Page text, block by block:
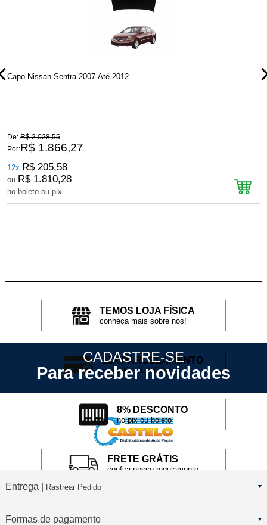
Capo Nissan Sentra 2007 Até 2012
De: R$ 2.028,55
Por:R$ 1.866,27
12x R$ 205,58
ou R$ 1.810,28
no boleto ou pix
TEMOS LOJA FÍSICA
conheça mais sobre nós!
12X PARCELAMENTO
no cartão de crédito
8% DESCONTO
no pix ou boleto
FRETE GRÁTIS
confira nosso regulamento
CADASTRE-SE
Para receber novidades
Entrega | Rastrear Pedido
Formas de pagamento